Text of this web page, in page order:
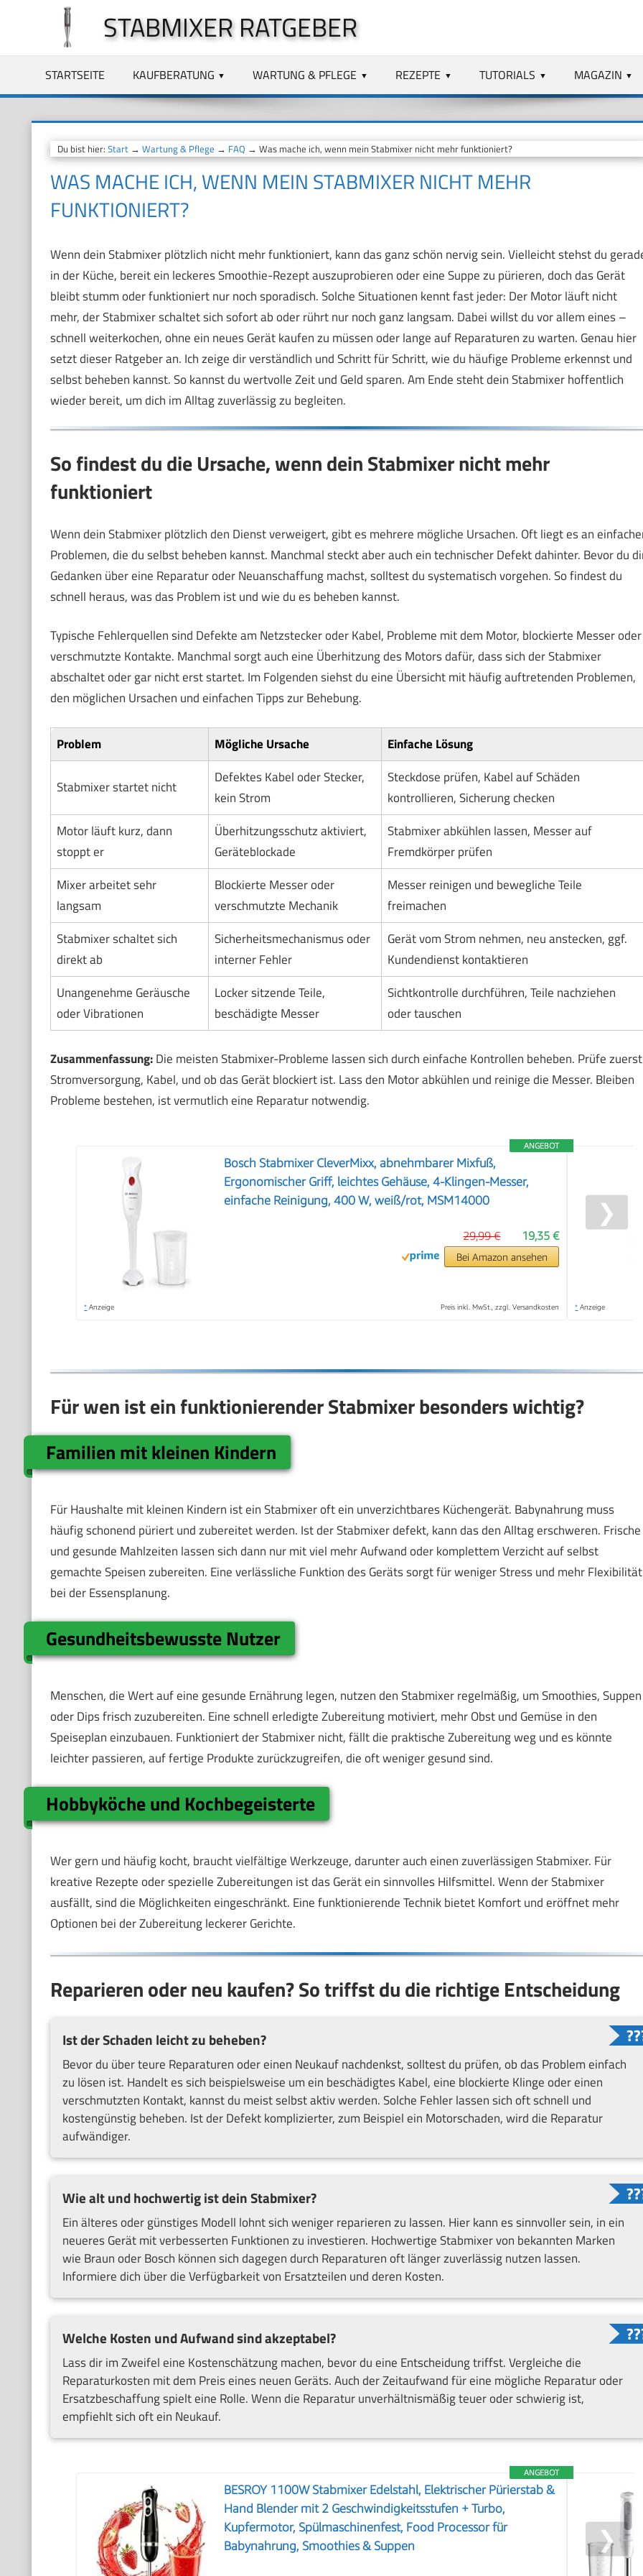
springen
STABMIXER RATGEBER
STARTSEITE KAUFBERATUNG WARTUNG & PFLEGE REZEPTE TUTORIALS MAGAZIN
Du bist hier: Start→ Wartung & Pflege → FAQ → Was mache ich, wenn mein Stabmixer nicht mehr funktioniert?
WAS MACHE ICH, WENN MEIN STABMIXER NICHT MEHR
FUNKTIONIERT?
Wenn dein Stabmixer plötzlich nicht mehr funktioniert, kann das ganz schön nervig sein. Vielleicht stehst du
in der Küche, bereit ein leckeres Smoothie-Rezept auszuprobieren oder eine Suppe zu pürieren, doch das Gerät
bleibt stumm oder funktioniert nur noch sporadisch. Solche Situationen kennt fast jeder: Der Motor läuft nicht
mehr, der Stabmixer schaltet sich sofort ab oder rührt nur noch ganz langsam. Dabei willst du vor allem eines –
schnell weiterkochen, ohne ein neues Gerät kaufen zu müssen oder lange auf Reparaturen zu warten. Genau hier
setzt dieser Ratgeber an. Ich zeige dir verständlich und Schritt für Schritt, wie du häufige Probleme erkennst und
selbst beheben kannst. So kannst du wertvolle Zeit und Geld sparen. Am Ende steht dein Stabmixer hoffentlich
wieder bereit, um dich im Alltag zuverlässig zu begleiten.
So findest du die Ursache, wenn dein Stabmixer nicht mehr
funktioniert
Wenn dein Stabmixer plötzlich den Dienst verweigert, gibt es mehrere mögliche Ursachen. Oft liegt es an
Problemen, die du selbst beheben kannst. Manchmal steckt aber auch ein technischer Defekt dahinter. Bevor du
Gedanken über eine Reparatur oder Neuanschaffung machst, solltest du systematisch vorgehen. So findest du
schnell heraus, was das Problem ist und wie du es beheben kannst.
Typische Fehlerquellen sind Defekte am Netzstecker oder Kabel, Probleme mit dem Motor, blockierte Messer oder
verschmutzte Kontakte. Manchmal sorgt auch eine Überhitzung des Motors dafür, dass sich der Stabmixer
abschaltet oder gar nicht erst startet. Im Folgenden siehst du eine Übersicht mit häufig auftretenden Problemen,
den möglichen Ursachen und einfachen Tipps zur Behebung.
Problem Mögliche Ursache Einfache Lösung
Stabmixer startet nicht
Defektes Kabel oder Stecker,
kein Strom
Steckdose prüfen, Kabel auf Schäden
kontrollieren, Sicherung checken
Motor läuft kurz, dann
stoppt er
Überhitzungsschutz aktiviert,
Geräteblockade
Stabmixer abkühlen lassen, Messer auf
Fremdkörper prüfen
Mixer arbeitet sehr
langsam
Blockierte Messer oder
verschmutzte Mechanik
Messer reinigen und bewegliche Teile
freimachen
Stabmixer schaltet sich
direkt ab
Sicherheitsmechanismus oder
interner Fehler
Gerät vom Strom nehmen, neu anstecken, ggf.
Kundendienst kontaktieren
Unangenehme Geräusche
oder Vibrationen
Locker sitzende Teile,
beschädigte Messer
Sichtkontrolle durchführen, Teile nachziehen
oder tauschen
Zusammenfassung:Die meisten Stabmixer-Probleme lassen sich durch einfache Kontrollen beheben. Prüfe zuerst
Stromversorgung, Kabel, und ob das Gerät blockiert ist. Lass den Motor abkühlen und reinige die Messer. Bleiben
Probleme bestehen, ist vermutlich eine Reparatur notwendig.
ANGEBOT
Bosch Stabmixer CleverMixx, abnehmbarer Mixfuß,
Ergonomischer Griff, leichtes Gehäuse, 4-Klingen-Messer,
einfache Reinigung, 400 W, weiß/rot, MSM14000
19,35 €
29,99 €
Bei Amazon ansehen
* Anzeige Preis inkl. MwSt., zzgl. Versandkosten * Anzeige
❯
Für wen ist ein funktionierender Stabmixer besonders wichtig?
Familien mit kleinen Kindern
Für Haushalte mit kleinen Kindern ist ein Stabmixer oft ein unverzichtbares Küchengerät. Babynahrung muss
häufig schonend püriert und zubereitet werden. Ist der Stabmixer defekt, kann das den Alltag erschweren. Frische
und gesunde Mahlzeiten lassen sich dann nur mit viel mehr Aufwand oder komplettem Verzicht auf selbst
gemachte Speisen zubereiten. Eine verlässliche Funktion des Geräts sorgt für weniger Stress und mehr Flexibilität
bei der Essensplanung.
Gesundheitsbewusste Nutzer
Menschen, die Wert auf eine gesunde Ernährung legen, nutzen den Stabmixer regelmäßig, um Smoothies, Suppen
oder Dips frisch zuzubereiten. Eine schnell erledigte Zubereitung motiviert, mehr Obst und Gemüse in den
Speiseplan einzubauen. Funktioniert der Stabmixer nicht, fällt die praktische Zubereitung weg und es könnte
leichter passieren, auf fertige Produkte zurückzugreifen, die oft weniger gesund sind.
Hobbyköche und Kochbegeisterte
Wer gern und häufig kocht, braucht vielfältige Werkzeuge, darunter auch einen zuverlässigen Stabmixer. Für
kreative Rezepte oder spezielle Zubereitungen ist das Gerät ein sinnvolles Hilfsmittel. Wenn der Stabmixer
ausfällt, sind die Möglichkeiten eingeschränkt. Eine funktionierende Technik bietet Komfort und eröffnet mehr
Optionen bei der Zubereitung leckerer Gerichte.
Reparieren oder neu kaufen? So triffst du die richtige Entscheidung
Ist der Schaden leicht zu beheben?
Bevor du über teure Reparaturen oder einen Neukauf nachdenkst, solltest du prüfen, ob das Problem einfach
zu lösen ist. Handelt es sich beispielsweise um ein beschädigtes Kabel, eine blockierte Klinge oder einen
verschmutzten Kontakt, kannst du meist selbst aktiv werden. Solche Fehler lassen sich oft schnell und
kostengünstig beheben. Ist der Defekt komplizierter, zum Beispiel ein Motorschaden, wird die Reparatur
aufwändiger.
Wie alt und hochwertig ist dein Stabmixer?
Ein älteres oder günstiges Modell lohnt sich weniger reparieren zu lassen. Hier kann es sinnvoller sein, in ein
neueres Gerät mit verbesserten Funktionen zu investieren. Hochwertige Stabmixer von bekannten Marken
wie Braun oder Bosch können sich dagegen durch Reparaturen oft länger zuverlässig nutzen lassen.
Informiere dich über die Verfügbarkeit von Ersatzteilen und deren Kosten.
Welche Kosten und Aufwand sind akzeptabel?
Lass dir im Zweifel eine Kostenschätzung machen, bevor du eine Entscheidung triffst. Vergleiche die
Reparaturkosten mit dem Preis eines neuen Geräts. Auch der Zeitaufwand für eine mögliche Reparatur oder
Ersatzbeschaffung spielt eine Rolle. Wenn die Reparatur unverhältnismäßig teuer oder schwierig ist,
empfiehlt sich oft ein Neukauf.
ANGEBOT
BESROY 1100W Stabmixer Edelstahl, Elektrischer Pürierstab &
Hand Blender mit 2 Geschwindigkeitsstufen + Turbo,
Kupfermotor, Spülmaschinenfest, Food Processor für
Babynahrung, Smoothies & Suppen
❯